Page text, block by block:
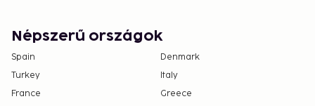
Népszerű országok
Spain
Denmark
Turkey
Italy
France
Greece